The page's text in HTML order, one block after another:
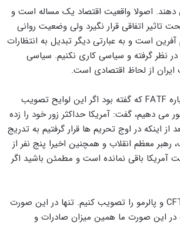
دهند. اصولا واقعیت اقتصاد یک مساله است و
اتفاقی قرار نگیرد ولی وضعیت روانی
است و به عبارتی دیگر تبدیل به انتظارات
در نظر گرفته و سیاسی کاری نکنیم. سیاسی
از لحاظ اقتصادی است.
آیت‌الله مصباحی مقدم با اشاره به سخنان وزیر امور خارجه کشورمان درباره FATF که گفته بود اگر این لوایح تصویب
می دهیم، گفت: آمریکا حداکثر زور خود را زده
اینکه در اوج تحریم ها قرار گرفتیم به تدریج
معظم انقلاب و همچنین اخیرا پنج نفر از
باقی نمانده است و مطمئن باشید اگر
وی افزود: تنها یک راه برای آمریکا باقیمانده و آن هم این است که ما CFT و پالرمو را تصویب کنیم. تنها در این صورت
در این صورت ما همین میزان صادرات و